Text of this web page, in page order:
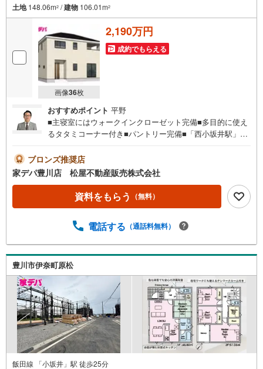
土地148.06m2 /建物 106.01m2
画像36枚
2,190万円
成約でもらえる
おすすめポイント 平野
■主寝室にはウォークインクローゼット完備■多目的に使え
るタタミコーナー付き■パントリー完備■「西小坂井駅」ま
すめポイント■ ・2部屋から出入り可能なバルコニーでお
洗濯物も楽ちん●家デパ 松屋不動産販売 のつよみ●・豊橋
市・豊川市・知立市・浜松市の4店舗営業中！三河エリア・
遠州エリアの物件ならおまかせください。新築戸建、中古
戸建、中古マンション、土地をお客様のご希望に合わせて
古物件をご購入の際、約70％という多くの方々がリフォー
ております。ぜひご家族そろってご来場ください。・営業
時間 午前9時00分～午後6時30分 （定休日:水曜日）この時
間帯はお電話でのお問い合わせがスムーズにご案内できま
す。右下の電話ボタンをタッチ！もしくはお気軽にお電話
ください。
ブロンズ推奨店
家デパ豊川店 松屋不動産販売株式会社
資料をもらう （無料）
電話する （通話料無料）
豊川市伊奈町原松
飯田線 「小坂井」駅 徒歩25分